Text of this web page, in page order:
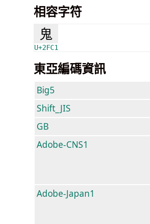
相容字符
⿁
U+2FC1
東亞編碼資訊
Big5
Shift_JIS
GB
Adobe-CNS1
Adobe-Japan1